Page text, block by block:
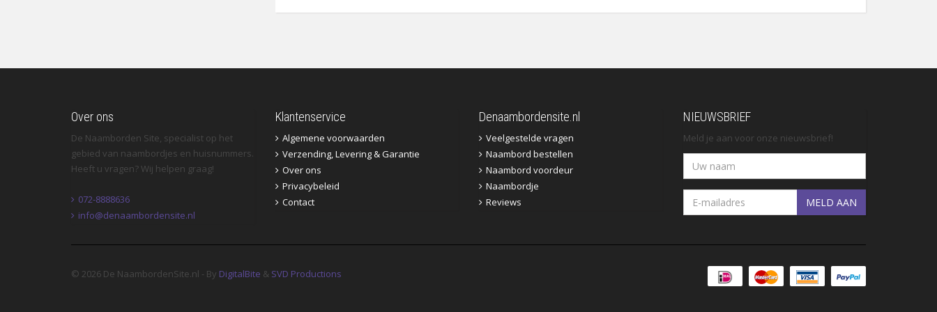
Over ons
De Naamborden Site, specialist op het
gebied van naambordjes en huisnummers.
Heeft u vragen? Wij helpen graag!
072-8888636
info@denaambordensite.nl
Klantenservice
Algemene voorwaarden
Verzending, Levering & Garantie
Over ons
Privacybeleid
Contact
Denaambordensite.nl
Veelgestelde vragen
Naambord bestellen
Naambord voordeur
Naambordje
Reviews
NIEUWSBRIEF
Meld je aan voor onze nieuwsbrief!
MELD AAN
© 2026 De NaambordenSite.nl - By DigitalBite & SVD Productions